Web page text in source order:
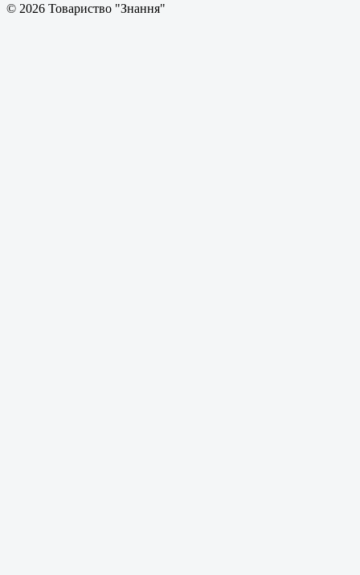
© 2026 Товариство "Знання"